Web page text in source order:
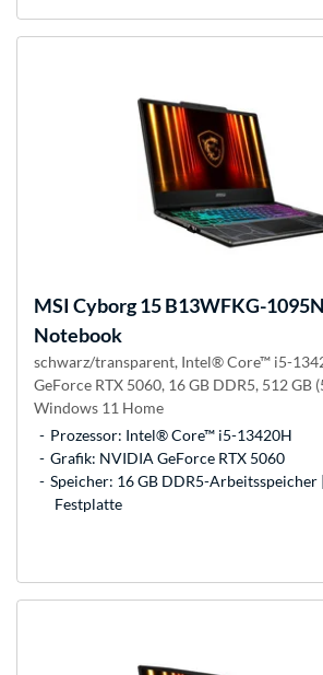
MSI Cyborg 15 B13WFKG-
Notebook
schwarz/transparent, Intel® Core™ i5-
GeForce RTX 5060, 16 GB DDR5, 512 GB
Windows 11 Home
Prozessor: Intel® Core™ i5-13420H
Grafik: NVIDIA GeForce RTX 5060
Speicher: 16 GB DDR5-Arbeitsspeicher
Festplatte